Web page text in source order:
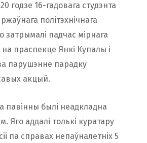
годзе 16-гадовага студэнта
політэхнічнага
затрымалі падчас мірнага
праспекце Янкі Купалы і
парушэнне парадку
акцый.
павінны былі неадкладна
Яго аддалі толькі куратару
па справах непаўналетніх 5